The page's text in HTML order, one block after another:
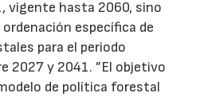
vigente hasta 2060, sino
específica de
para el periodo
2027 y 2041. ”El objetivo
de política forestal